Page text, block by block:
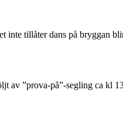
inte tillåter dans på bryggan
av ”prova-på”-segling ca kl